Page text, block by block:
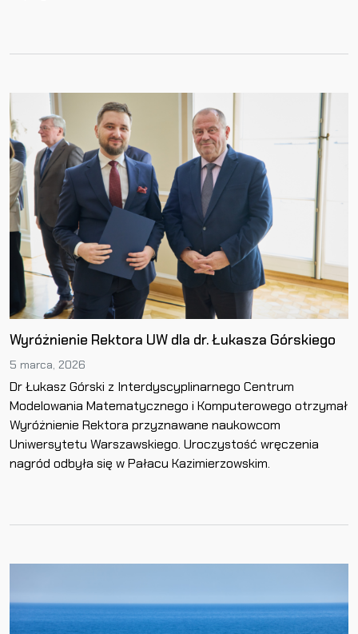
Wyróżnienie Rektora UW dla dr. Łukasza Górskiego
5 marca, 2026
Dr Łukasz Górski z Interdyscyplinarnego Centrum
Modelowania Matematycznego i Komputerowego otrzymał
Wyróżnienie Rektora przyznawane naukowcom
Uniwersytetu Warszawskiego. Uroczystość wręczenia
nagród odbyła się w Pałacu Kazimierzowskim.